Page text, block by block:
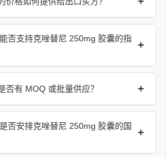
否支持克唑替尼 250mg 胶囊的指
+
否有 MOQ 或批量供应？ +
否安排克唑替尼 250mg 胶囊的国
+